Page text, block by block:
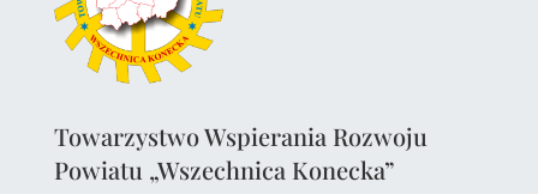
Towarzystwo Wspierania Rozwoju
Powiatu „Wszechnica Konecka”